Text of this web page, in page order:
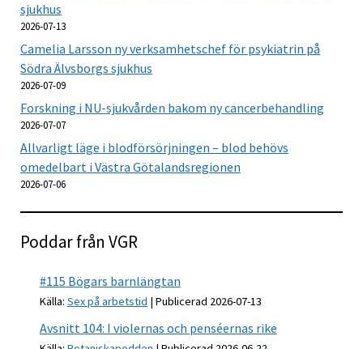
sjukhus
2026-07-13
Camelia Larsson ny verksamhetschef för psykiatrin på
Södra Älvsborgs sjukhus
2026-07-09
Forskning i NU-sjukvården bakom ny cancerbehandling
2026-07-07
Allvarligt läge i blodförsörjningen – blod behövs
omedelbart i Västra Götalandsregionen
2026-07-06
Poddar från VGR
#115 Bögars barnlängtan
Källa: Sex på arbetstid Publicerad 2026-07-13
Avsnitt 104: I violernas och penséernas rike